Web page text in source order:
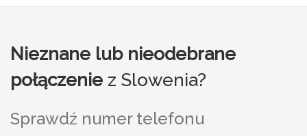
Nieznane lub nieodebrane
połączenie z Slowenia?
Sprawdź numer telefonu